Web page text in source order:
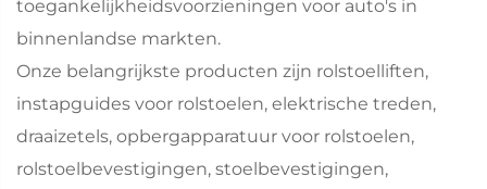
toegankelijkheidsvoorzieningen voor auto's in
binnenlandse markten.
Onze belangrijkste producten zijn rolstoelliften,
instapguides voor rolstoelen, elektrische treden,
draaizetels, opbergapparatuur voor rolstoelen,
rolstoelbevestigingen, stoelbevestigingen,